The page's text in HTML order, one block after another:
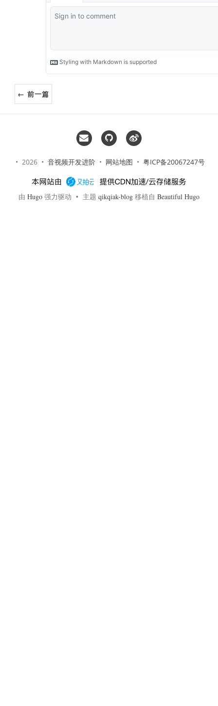
← 前一篇
• 2026 • 音视频开发进阶• 网站地图 • 粤ICP备20067247号
由 Hugo 强力驱动 • 主题 qikqiak-blog 移植自 Beautiful Hugo